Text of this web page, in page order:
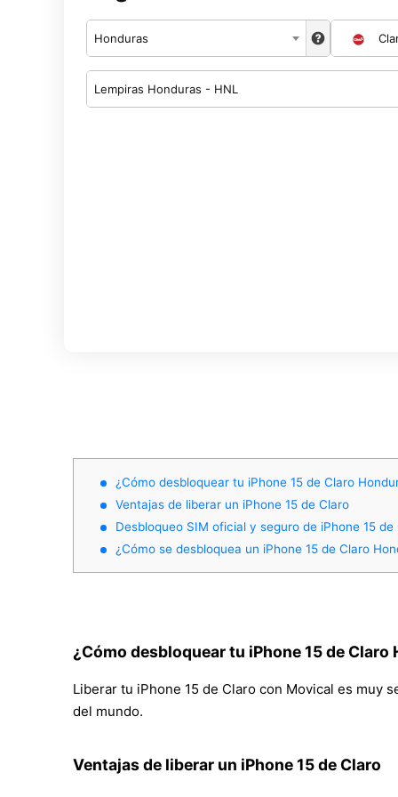
Honduras
Lempiras Honduras - HNL
¿Cómo desbloquear tu iPhone 15 de Claro
Ventajas de liberar un iPhone 15 de Claro
Desbloqueo SIM oficial y seguro de iPhone 15
¿Cómo se desbloquea un iPhone 15 de Claro
¿Cómo desbloquear tu iPhone 15 de Claro
Liberar tu iPhone 15 de Claro con Movical es muy
del mundo.
Ventajas de liberar un iPhone 15 de Claro